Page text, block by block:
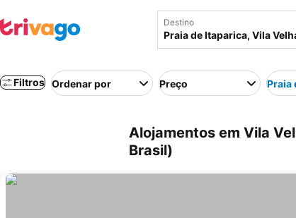
Destino
Filtros Ordenar por Preço Praia
Alojamentos em Vila
Brasil)